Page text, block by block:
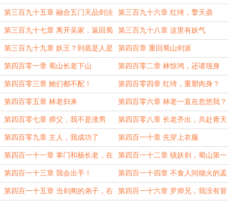
第三百九十五章 融合五门天品剑法 第三百九十六章 红绮，擎天鼎
第三百九十七章 离开吴家，返回蜀
山
第三百九十八章 这里有妖气
第三百九十九章 妖王？到底是人是
妖？
第四百章 重回蜀山剑派
第四百零一章 蜀山长老下山 第四百零二章 林惊鸿，还请现身
第四百零三章 她们都不配！ 第四百零四章 红绮，重塑肉身？
第四百零五章 林老归来 第四百零六章 林老一直在忽悠我？
第四百零七章 师父，我不是渣男 第四百零八章 长老齐出，共赴青天
湖
第四百零九章 主人，我成功了 第四百一十章 先穿上衣服
第四百一十一章 掌门和杨长老，在
妖界
第四百一十二章 镇妖剑，蜀山第一
剑！
第四百一十三章 我会出手！ 第四百一十四章 不食人间烟火的孟
凡
第四百一十五章 当剑阁的弟子，右 第四百一十六章 罗师兄，我没有冒